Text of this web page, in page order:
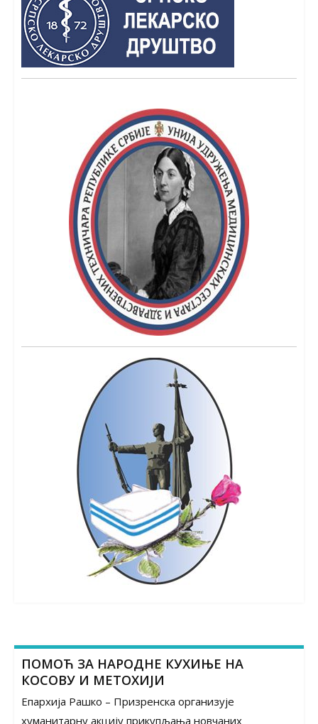
ПОМОЋ ЗА НАРОДНЕ КУХИЊЕ НА
КОСОВУ И МЕТОХИЈИ
Епархија Рашко – Призренска организује
хуманитарну акцију прикупљања новчаних